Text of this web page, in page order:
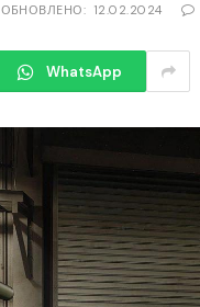
ОБНОВЛЕНО: 12.02.2024
WhatsApp